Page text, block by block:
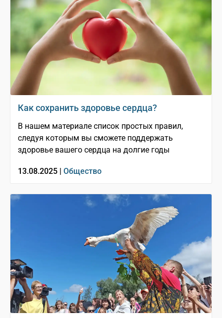
Как сохранить здоровье сердца?
В нашем материале список простых правил,
следуя которым вы сможете поддержать
здоровье вашего сердца на долгие годы
13.08.2025 | Общество